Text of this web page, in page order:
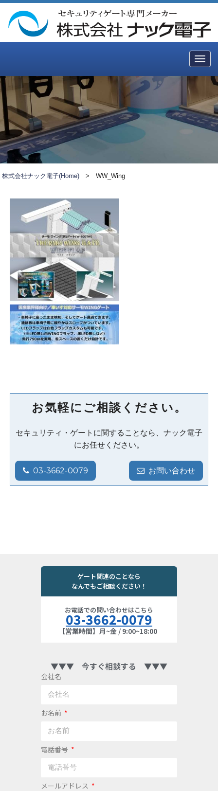
株式会社ナック電子(Home) >WW_Wing
お気軽にご相談ください。
セキュリティ・ゲートに関することなら、ナック電子
にお任せください。
03-3662-0079 お問い合わせ
ゲート関連のことなら
なんでもご相談ください！
お電話での問い合わせはこちら
03-3662-0079
【営業時間】月~金 / 9:00~18:00
▼▼▼ 今すぐ相談する ▼▼▼
会社名
お名前
電話番号
メールアドレス